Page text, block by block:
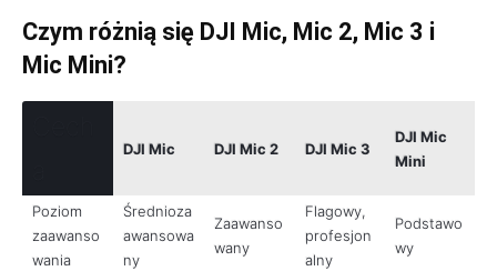
Czym różnią się DJI Mic, Mic 2, Mic 3 i
Mic Mini?
DJI Mic DJI Mic 2 DJI Mic 3
DJI Mic
Mini
Poziom
zaawanso
wania
Średnioza
awansowa
ny
Zaawanso
wany
Flagowy,
profesjon
alny
Podstawo
wy